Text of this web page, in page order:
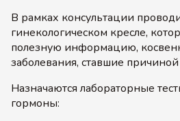
В рамках консультации
гинекологическом кресле,
полезную информацию,
заболевания, ставшие
Назначаются лабораторные
гормоны: